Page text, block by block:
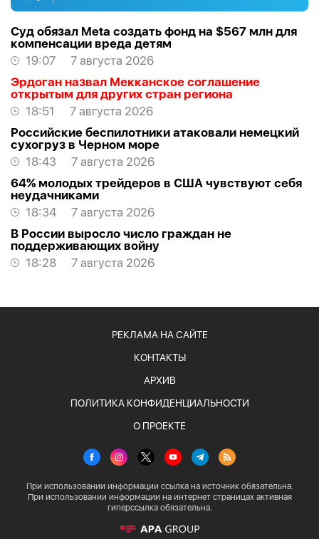
Суд обязал Meta создать фонд на $567 млн для
компенсации вреда детям
19:07
7 августа 2026
Эрдоган назвал Мекканское соглашение
открытым для других стран региона
18:51
7 августа 2026
Российские беспилотники атаковали немецкий
сухогруз в Черном море
18:43
7 августа 2026
64% молодых трейдеров в США чувствуют себя
неудачниками
18:34
7 августа 2026
В России выросло число граждан не
поддерживающих войну
18:28
7 августа 2026
РЕКЛАМА НА САЙТЕ
КОНТАКТЫ
АРХИВ
ПОЛИТИКА КОНФИДЕНЦИАЛЬНОСТИ
О ПРОЕКТЕ
При использовании информации ссылка на источник обязательна.
При использовании информации на интернет страницах активная
гиперссылка обязательна.